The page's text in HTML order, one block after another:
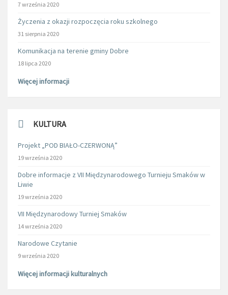
7 września 2020
Życzenia z okazji rozpoczęcia roku szkolnego
31 sierpnia 2020
Komunikacja na terenie gminy Dobre
18 lipca 2020
Więcej informacji
KULTURA
Projekt „POD BIAŁO-CZERWONĄ”
19 września 2020
Dobre informacje z VII Międzynarodowego Turnieju Smaków w
Liwie
19 września 2020
VII Międzynarodowy Turniej Smaków
14 września 2020
Narodowe Czytanie
9 września 2020
Więcej informacji kulturalnych